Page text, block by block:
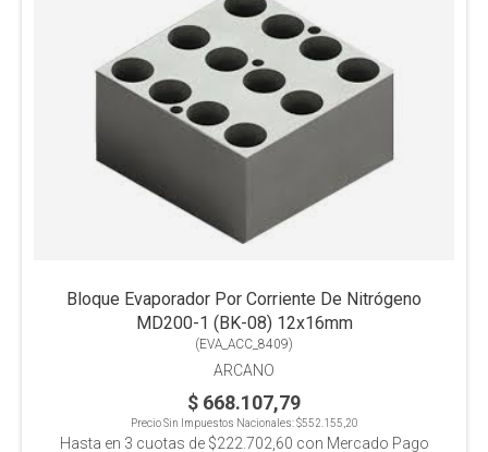
Bloque Evaporador Por Corriente De Nitrógeno
MD200-1 (BK-08) 12x16mm
(EVA_ACC_8409)
ARCANO
$ 668.107,79
Precio Sin Impuestos Nacionales:$552.155,20
Hasta en 3 cuotas de $222.702,60 con Mercado Pago